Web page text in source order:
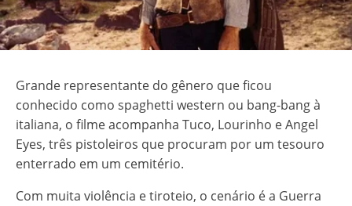
Grande representante do gênero que ficou
conhecido como spaghetti western ou bang-bang à
italiana, o filme acompanha Tuco, Lourinho e Angel
Eyes, três pistoleiros que procuram por um tesouro
enterrado em um cemitério.
Com muita violência e tiroteio, o cenário é a Guerra